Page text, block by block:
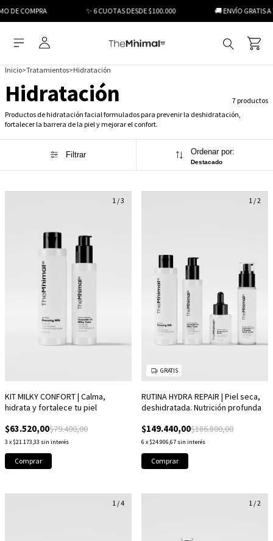
DE COMPRA ✨ 6 CUOTAS DESDE $100.000 🚚 ENVÍO GRATIS
Inicio>Tratamientos>Hidratación
Hidratación
7 productos
Productos de hidratación facial formulados para prevenir la deshidratación,
fortalecer la barrera de la piel y mejorar el confort.
Filtrar Ordenar por:
Destacado
1 /3
KIT MILKY CONFORT | Calma,
hidrata y fortalece tu piel
$63.520,00$79.400,00
3 x $21.173,33 sin interés
1 /2
GRATIS
RUTINA HYDRA REPAIR | Piel seca,
deshidratada. Nutrición profunda
$149.440,00$186.800,00
6 x $24.906,67 sin interés
1 /4 1 /2